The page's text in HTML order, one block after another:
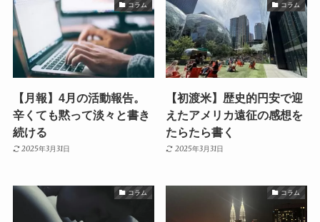
コラム
【月報】4月の活動報告。
辛くても黙って淡々と書き
続ける
2025年3月31日
コラム
【初渡米】歴史的円安で迎
えたアメリカ遠征の感想を
たらたら書く
2025年3月31日
コラム コラム